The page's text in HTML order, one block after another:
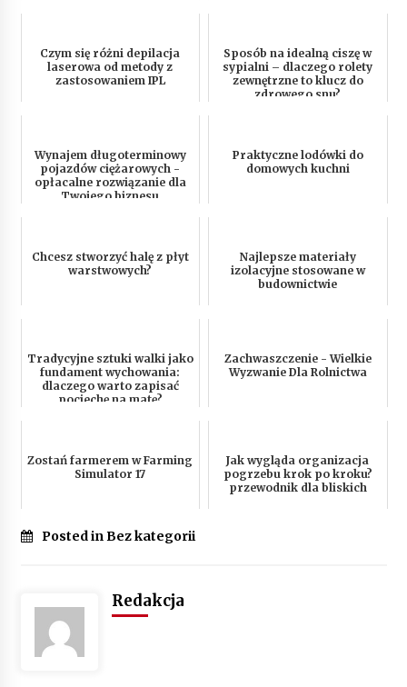
Czym się różni depilacja
laserowa od metody z
zastosowaniem IPL
Sposób na idealną ciszę w
sypialni – dlaczego rolety
zewnętrzne to klucz do
zdrowego snu?
Wynajem długoterminowy
pojazdów ciężarowych -
opłacalne rozwiązanie dla
Twojego biznesu
Praktyczne lodówki do
domowych kuchni
Chcesz stworzyć halę z płyt
warstwowych?
Najlepsze materiały
izolacyjne stosowane w
budownictwie
Tradycyjne sztuki walki jako
fundament wychowania:
dlaczego warto zapisać
pociechę na matę?
Zachwaszczenie - Wielkie
Wyzwanie Dla Rolnictwa
Zostań farmerem w Farming
Simulator 17
Jak wygląda organizacja
pogrzebu krok po kroku?
przewodnik dla bliskich
Posted in Bez kategorii
Redakcja